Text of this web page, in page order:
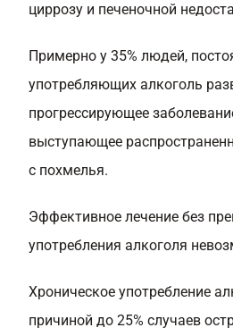
циррозу и печеночной
Примерно у 35% людей,
употребляющих алкоголь
прогрессирующее
выступающее
с похмелья.
Эффективное лечение без
употребления алкоголя
Хроническое употребление
причиной до 25% случаев